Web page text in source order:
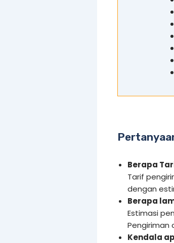
Berapa
Tarif
dengan
Berapa
Estimasi
Pengiriman
Kendala